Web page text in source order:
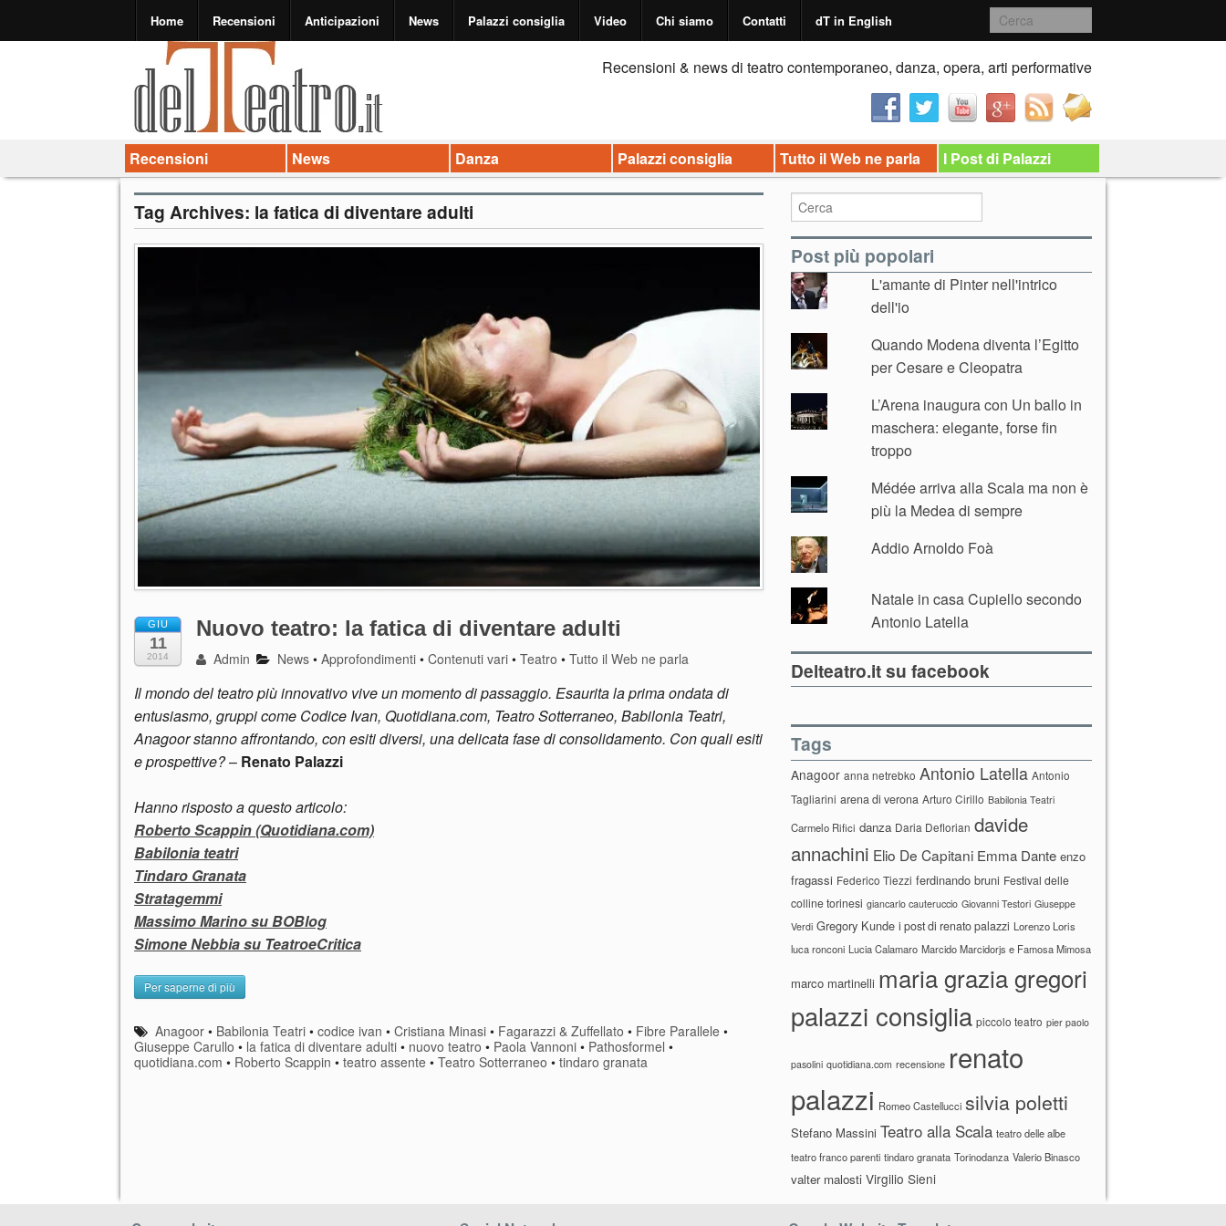
Home Recensioni Anticipazioni News Palazzi consiglia Video Chi siamo Contatti dT in English
Recensioni & news di teatro contemporaneo, danza, opera, arti performative
Recensioni News Danza Palazzi consiglia Tutto il Web ne parla I Post di Palazzi
Tag Archives: la fatica di diventare adulti
GIU
11
2014
Nuovo teatro: la fatica di diventare adulti
Admin News •Approfondimenti •Contenuti vari •Teatro •Tutto il Web ne parla
Il mondo del teatro più innovativo vive un momento di passaggio. Esaurita la prima ondata di
entusiasmo, gruppi come Codice Ivan, Quotidiana.com, Teatro Sotterraneo, Babilonia Teatri,
Anagoor stanno affrontando, con esiti diversi, una delicata fase di consolidamento. Con quali esiti
e prospettive?– Renato Palazzi
Hanno risposto a questo articolo:
Roberto Scappin (Quotidiana.com)
Babilonia teatri
Tindaro Granata
Stratagemmi
Massimo Marino su BOBlog
Simone Nebbia su TeatroeCritica
Per saperne di più
Anagoor • Babilonia Teatri •codice ivan •Cristiana Minasi • Fagarazzi & Zuffellato • Fibre Parallele •
Giuseppe Carullo • la fatica di diventare adulti • nuovo teatro • Paola Vannoni • Pathosformel •
quotidiana.com • Roberto Scappin • teatro assente • Teatro Sotterraneo • tindaro granata
Post più popolari
L'amante di Pinter nell'intrico
dell'io
Quando Modena diventa l’Egitto
per Cesare e Cleopatra
L’Arena inaugura con Un ballo in
maschera: elegante, forse fin
troppo
Médée arriva alla Scala ma non è
più la Medea di sempre
Addio Arnoldo Foà
Natale in casa Cupiello secondo
Antonio Latella
Delteatro.it su facebook
Tags
Anagoor anna netrebko Antonio Latella Antonio
Tagliarini arena di verona Arturo Cirillo Babilonia Teatri
Carmelo Rifici danza Daria Deflorian davide
annachini Elio De Capitani Emma Dante enzo
fragassi Federico Tiezzi ferdinando bruni Festival delle
colline torinesi giancarlo cauteruccio Giovanni Testori Giuseppe
Verdi Gregory Kunde i post di renato palazzi Lorenzo Loris
luca ronconi Lucia Calamaro Marcido Marcidorjs e Famosa Mimosa
marco martinelli maria grazia gregori
palazzi consiglia piccolo teatro pier paolo
pasolini quotidiana.com recensione renato
palazzi Romeo Castellucci silvia poletti
Stefano Massini Teatro alla Scala teatro delle albe
teatro franco parenti tindaro granata Torinodanza Valerio Binasco
valter malosti Virgilio Sieni